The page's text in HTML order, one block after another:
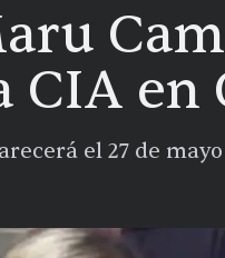
CIA
el 27 de